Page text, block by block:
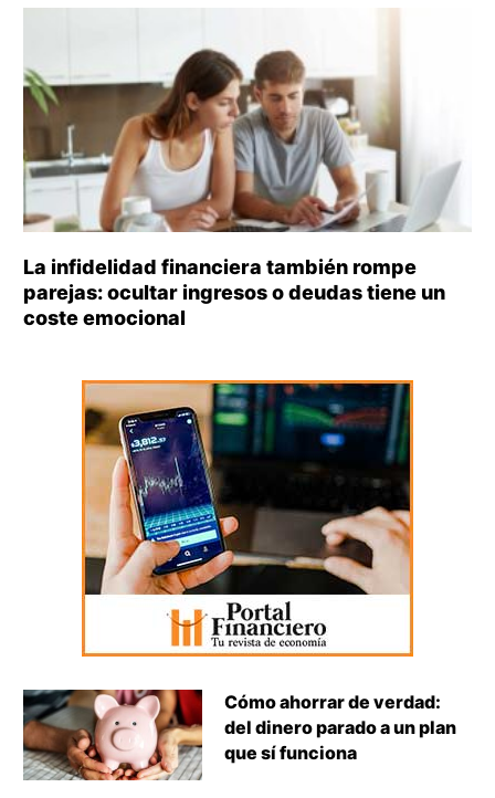
La infidelidad financiera también rompe
parejas: ocultar ingresos o deudas tiene un
coste emocional
Cómo ahorrar de verdad:
del dinero parado a un plan
que sí funciona